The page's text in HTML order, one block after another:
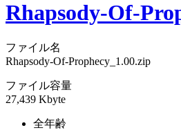
Rhapsody-Of-
ファイル名
Rhapsody-Of-Prophecy_1.00.zip
ファイル容量
27,439 Kbyte
全年齢